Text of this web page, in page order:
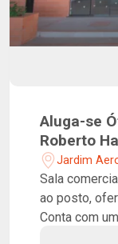
Aluga-se
Roberto
Jardim
Sala
ao posto,
Conta com